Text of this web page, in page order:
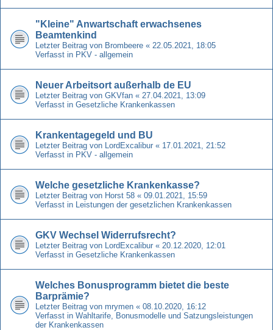
"Kleine" Anwartschaft erwachsenes
Beamtenkind
Letzter Beitrag von Brombeere « 22.05.2021, 18:05
Verfasst in PKV - allgemein
Neuer Arbeitsort außerhalb de EU
Letzter Beitrag von GKVfan « 27.04.2021, 13:09
Verfasst in Gesetzliche Krankenkassen
Krankentagegeld und BU
Letzter Beitrag von LordExcalibur « 17.01.2021, 21:52
Verfasst in PKV - allgemein
Welche gesetzliche Krankenkasse?
Letzter Beitrag von Horst 58 « 09.01.2021, 15:59
Verfasst in Leistungen der gesetzlichen Krankenkassen
GKV Wechsel Widerrufsrecht?
Letzter Beitrag von LordExcalibur « 20.12.2020, 12:01
Verfasst in Gesetzliche Krankenkassen
Welches Bonusprogramm bietet die beste
Barprämie?
Letzter Beitrag von mrymen « 08.10.2020, 16:12
Verfasst in Wahltarife, Bonusmodelle und Satzungsleistungen
der Krankenkassen